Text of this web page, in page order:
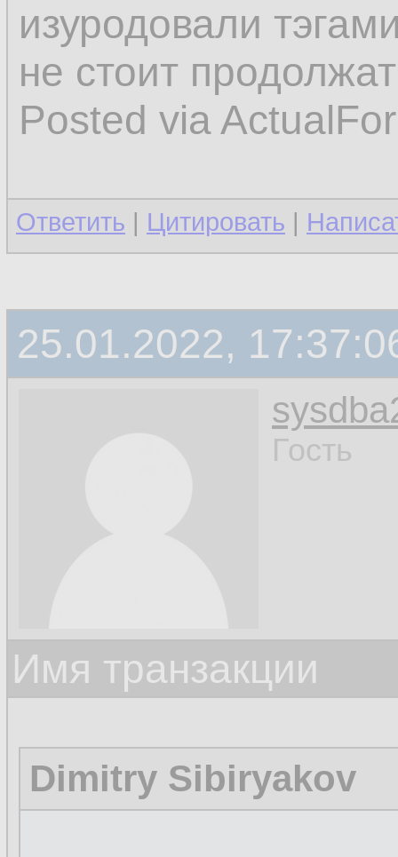
изуродовали
не стоит
Posted via
Ответить | Цитировать |
25.01.2022,
Гость
Имя транзакции
Dimitry Sibiryakov